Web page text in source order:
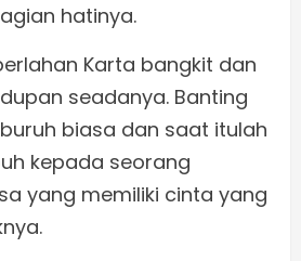
hatinya.
Karta bangkit dan
seadanya. Banting
biasa dan saat itulah
kepada seorang
yang memiliki cinta yang